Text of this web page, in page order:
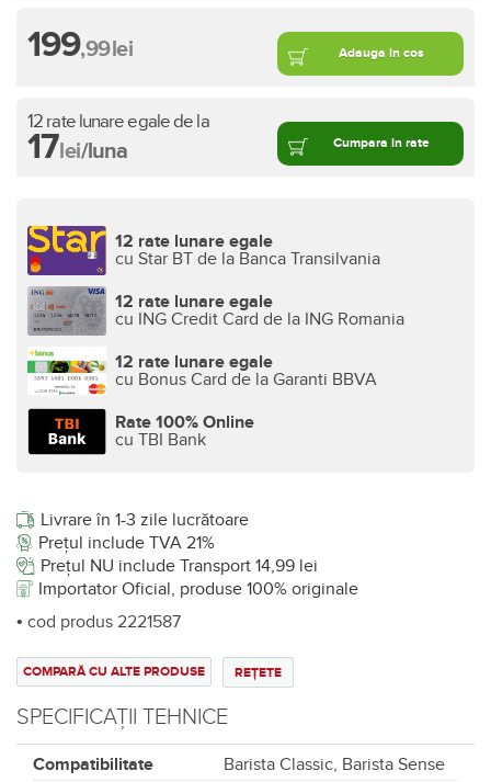
199,99lei Adauga in cos
12 rate lunare egale de la
17lei/luna Cumpara in rate
12 rate lunare egale
cu Star BT de la Banca Transilvania
12 rate lunare egale
cu ING Credit Card de la ING Romania
12 rate lunare egale
cu Bonus Card de la Garanti BBVA
Rate 100% Online
cu TBI Bank
Livrare în 1-3 zile lucrătoare
Prețul include TVA 21%
Prețul NU include Transport 14,99 lei
Importator Oficial, produse 100% originale
• cod produs 2221587
REȚETE
COMPARĂ CU ALTE PRODUSE
SPECIFICAȚII TEHNICE
Compatibilitate
Barista Classic, Barista Sense